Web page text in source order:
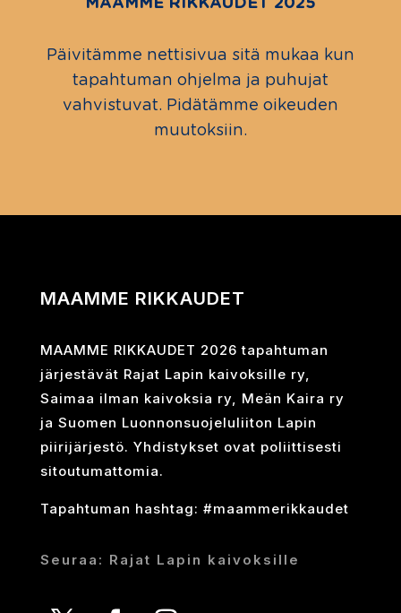
MAAMME RIKKAUDET 2025
Päivitämme nettisivua sitä mukaa kun
tapahtuman ohjelma ja puhujat
vahvistuvat. Pidätämme oikeuden
muutoksiin.
MAAMME RIKKAUDET
MAAMME RIKKAUDET 2026 tapahtuman
järjestävät Rajat Lapin kaivoksille ry,
Saimaa ilman kaivoksia ry, Meän Kaira ry
ja Suomen Luonnonsuojeluliiton Lapin
piirijärjestö. Yhdistykset ovat poliittisesti
sitoutumattomia.
Tapahtuman hashtag: #maammerikkaudet
Seuraa: Rajat Lapin kaivoksille